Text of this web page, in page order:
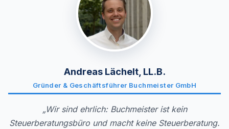
Andreas Lächelt, LL.B.
Gründer & Geschäftsführer Buchmeister GmbH
„Wir sind ehrlich: Buchmeister ist kein
Steuerberatungsbüro und macht keine Steuerberatung.